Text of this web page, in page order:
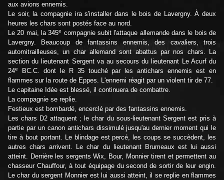
aux avions ennemis.
Le soir, la compagnie ira s'installer dans le bois de Lavergny. À deux
heures les chars sont postés face au nord.
Le 20 mai, la 345e compagnie subit l'attaque allemande dans le bois de
Lavergny. Beaucoup de fantassins ennemis, des cavaliers, trois
automitrailleuses, un char allemand sont abattus par nos chars. La
section du lieutenant Sergent va au secours du lieutenant Le Acurf du
24e
BC.C. dont le R 35 touché par les antichars ennemis est en
flammes sur la route de Eppes. L'ennemi réagit par un violent tir de 77.
Le capitaine Idée est blessé, il continuera de combattre.
La compagnie se replie.
Festieux est bombardé, encerclé par des fantassins ennemis.
Les chars D2 attaquent ; le char du sous-lieutenant Sergent est pris à
partie par un canon antichars dissimulé jusqu'au dernier moment qui le
tire à bout portant. Le blindage est percé, les coups se succèdent, les
autres chars arrivent. Le char du lieutenant Brumeaux est lui aussi
atteint. Derrière les sergents Wix, Bour, Monnier tirent et permettent au
chasseur Chauffour, à tout équipage du second de sortir de leur engin.
Le char du sergent Monnier est lui aussi atteint, il se replie en flammes